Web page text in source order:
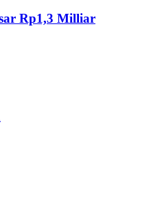
Rp1,3 Milliar